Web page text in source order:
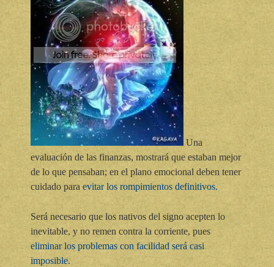
Una
evaluación de las finanzas, mostrará que estaban mejor
de lo que pensaban; en el plano emocional deben tener
cuidado paraevitar los rompimientos definitivos.
Será necesario que los nativos del signo acepten lo
inevitable, y no remen contra la corriente, pues
eliminar los problemas con facilidad será casi
imposible.